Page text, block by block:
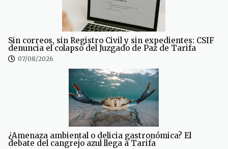
Sin correos, sin Registro Civil y sin expedientes: CSIF
denuncia el colapso del Juzgado de Paz de Tarifa
07/08/2026
¿Amenaza ambiental o delicia gastronómica? El
debate del cangrejo azul llega a Tarifa